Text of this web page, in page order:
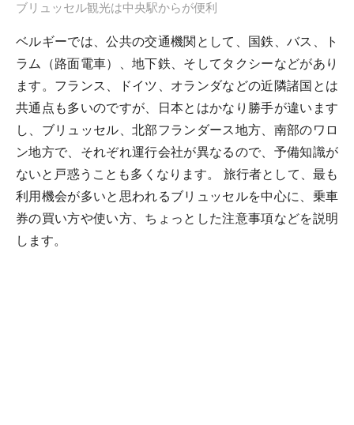
ブリュッセル観光は中央駅からが便利
ベルギーでは、公共の交通機関として、国鉄、バス、ト
ラム（路面電車）、地下鉄、そしてタクシーなどがあり
ます。フランス、ドイツ、オランダなどの近隣諸国とは
共通点も多いのですが、日本とはかなり勝手が違います
し、ブリュッセル、北部フランダース地方、南部のワロ
ン地方で、それぞれ運行会社が異なるので、予備知識が
ないと戸惑うことも多くなります。 旅行者として、最も
利用機会が多いと思われるブリュッセルを中心に、乗車
券の買い方や使い方、ちょっとした注意事項などを説明
します。